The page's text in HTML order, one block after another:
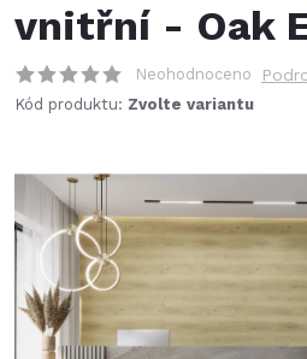
vnitřní - Oak
Neohodnoceno
Kód produktu: Zvolte variantu